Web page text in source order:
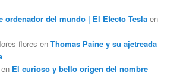
ordenador del mundo | El Efecto Tesla en
flores enThomas Paine y su ajetreada
en El curioso y bello origen del nombre